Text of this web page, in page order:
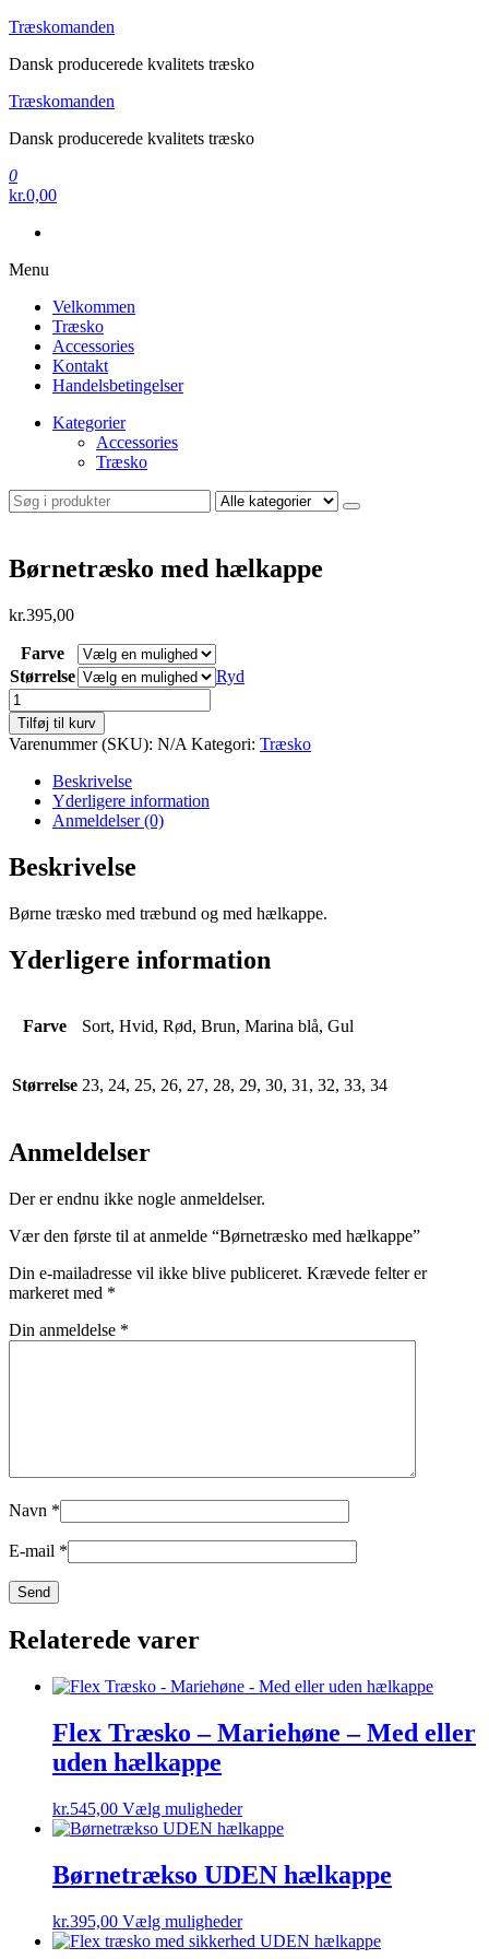
Videre
indhold
Træskomanden
Dansk producerede kvalitets træsko
Træskomanden
Dansk producerede kvalitets træsko
0
kr.0,00
Menu
Velkommen
Træsko
Accessories
Kontakt
Handelsbetingelser
Kategorier
Accessories
Træsko
Børnetræsko med hælkappe
kr.395,00
Farve
Størrelse
Ryd
Børnetræsko
med
hælkappe
antal
Tilføj til kurv
Varenummer (SKU): N/A Kategori: Træsko
Beskrivelse
Yderligere information
Anmeldelser (0)
Beskrivelse
Børne træsko med træbund og med hælkappe.
Yderligere information
Farve Sort, Hvid, Rød, Brun, Marina blå, Gul
Størrelse 23, 24, 25, 26, 27, 28, 29, 30, 31, 32, 33, 34
Anmeldelser
Der er endnu ikke nogle anmeldelser.
Vær den første til at anmelde “Børnetræsko med hælkappe”
Din e-mailadresse vil ikke blive publiceret. Krævede felter er
markeret med *
Din anmeldelse *
Navn *
E-mail *
Relaterede varer
Flex Træsko – Mariehøne – Med eller
uden hælkappe
kr.545,00 Vælg mulighederDette
vare
flere
varianter.
kan
vælges
Børnetrækso UDEN hælkappe
kr.395,00 Vælg mulighederDette
vare